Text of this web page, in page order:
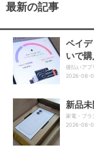
最新の記事
ペイ
いで
後払いアプ
2026-08-
新品
家電・ブラ
2026-08-